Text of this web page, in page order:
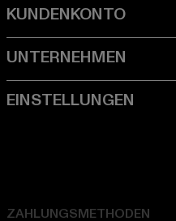
ZAHLUNGSMETHODEN